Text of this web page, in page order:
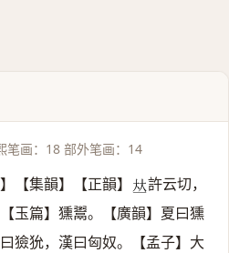
笔画：18 部外笔画：14
】【集韻】【正韻】 𠀤許云切，
玉篇】獯鬻。【廣韻】夏曰獯
獫狁，漢曰匈奴。【孟子】大